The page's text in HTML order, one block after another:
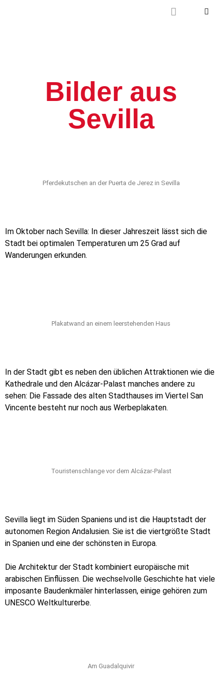
Bilder aus
Sevilla
Pferdekutschen an der Puerta de Jerez in Sevilla
Im Oktober nach Sevilla: In dieser Jahreszeit lässt sich die
Stadt bei optimalen Temperaturen um 25 Grad auf
Wanderungen erkunden.
Plakatwand an einem leerstehenden Haus
In der Stadt gibt es neben den üblichen Attraktionen wie die
Kathedrale und den Alcázar-Palast manches andere zu
sehen: Die Fassade des alten Stadthauses im Viertel San
Vincente besteht nur noch aus Werbeplakaten.
Touristenschlange vor dem Alcázar-Palast
Sevilla liegt im Süden Spaniens und ist die Hauptstadt der
autonomen Region Andalusien. Sie ist die viertgrößte Stadt
in Spanien und eine der schönsten in Europa.
Die Architektur der Stadt kombiniert europäische mit
arabischen Einflüssen. Die wechselvolle Geschichte hat viele
imposante Baudenkmäler hinterlassen, einige gehören zum
UNESCO Weltkulturerbe.
Am Guadalquivir